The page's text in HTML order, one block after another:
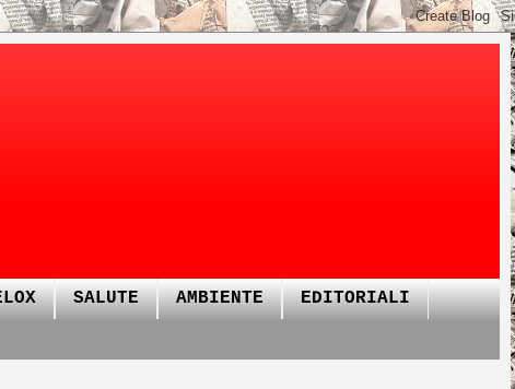
SALUTE AMBIENTE EDITORIALI